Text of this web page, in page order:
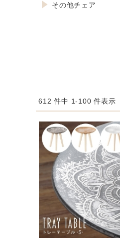
その他チェア
612 件中 1-100 件表示